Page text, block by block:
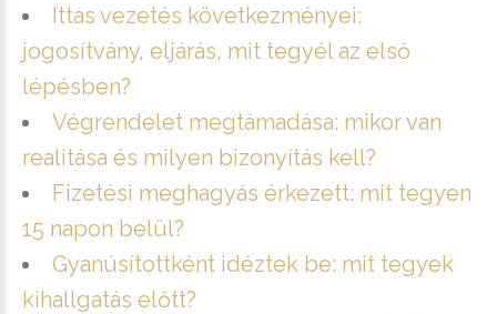
Ittas vezetés következményei:
jogosítvány, eljárás, mit tegyél az első
lépésben?
Végrendelet megtámadása: mikor van
realitása és milyen bizonyítás kell?
Fizetési meghagyás érkezett: mit tegyen
15 napon belül?
Gyanúsítottként idéztek be: mit tegyek
kihallgatás előtt?